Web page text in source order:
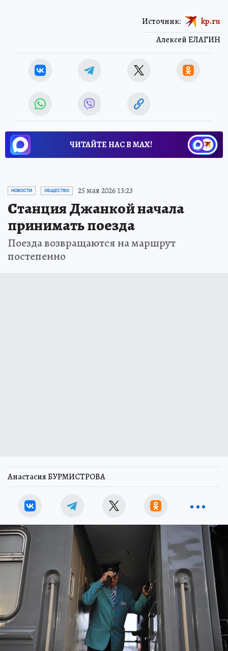
Алексей ЕЛАГИН
Источник: kp.ru
ЧИТАЙТЕ НАС В МАХ!
НОВОСТИ ОБЩЕСТВО 25 мая 2026 13:23
Станция Джанкой начала
принимать поезда
Поезда возвращаются на маршрут
постепенно
Анастасия БУРМИСТРОВА